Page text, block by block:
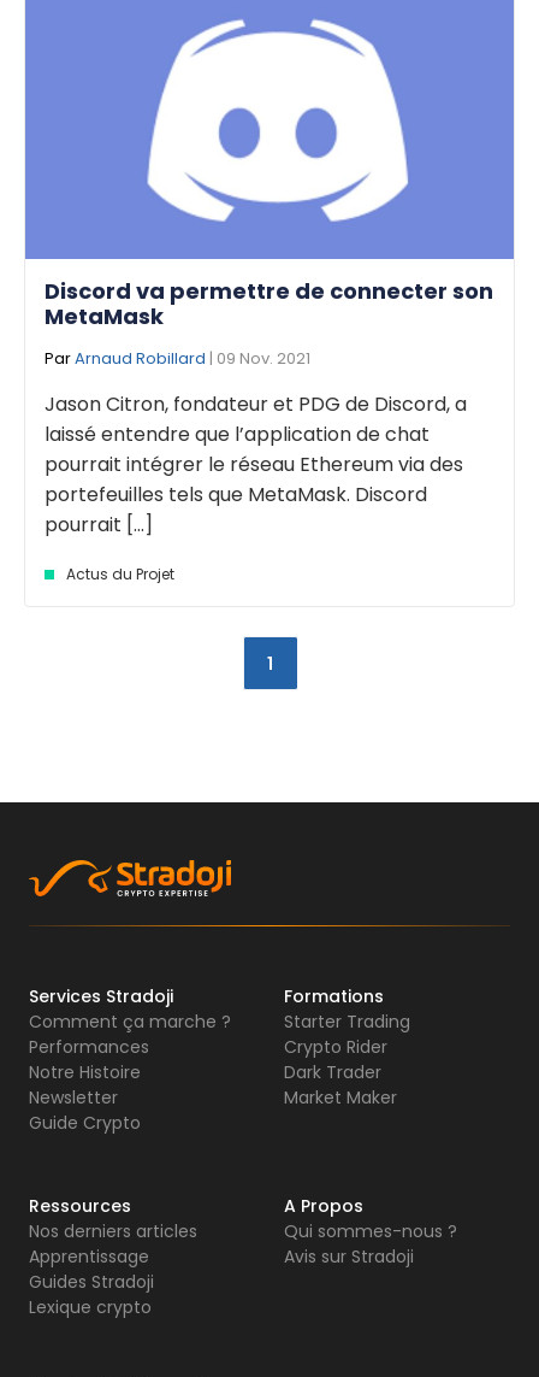
Discord va permettre de connecter son
MetaMask
ParArnaud Robillard | 09 Nov. 2021
Jason Citron, fondateur et PDG de Discord, a
laissé entendre que l’application de chat
pourrait intégrer le réseau Ethereum via des
portefeuilles tels que MetaMask. Discord
pourrait [...]
Actus du Projet
1
Services Stradoji
Comment ça marche ?
Performances
Notre Histoire
Newsletter
Guide Crypto
Formations
Starter Trading
Crypto Rider
Dark Trader
Market Maker
Ressources
Nos derniers articles
Apprentissage
Guides Stradoji
Lexique crypto
A Propos
Qui sommes-nous ?
Avis sur Stradoji